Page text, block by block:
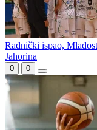
Široki osvojio ABA 2
u ABA ligi naredne